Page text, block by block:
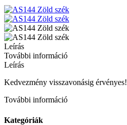
Leírás
További információ
Leírás
Kedvezmény visszavonásig érvényes!
További információ
Kategóriák